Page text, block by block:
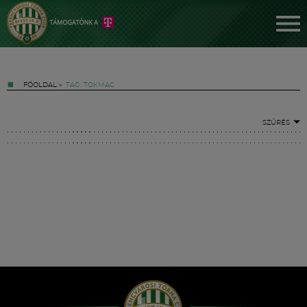
FŐOLDAL » TAG: TOKMAC
SZŰRÉS
Hírek